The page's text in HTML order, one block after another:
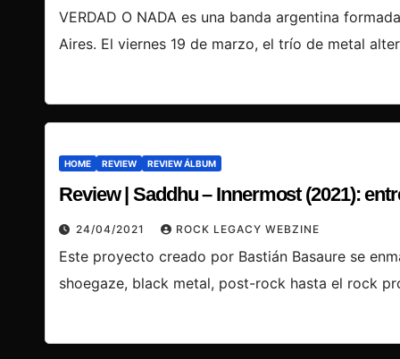
VERDAD O NADA es una banda argentina
Aires. El viernes 19 de marzo, el trío de metal
HOME REVIEW REVIEW ÁLBUM
Review | Saddhu – Innermost (2021):
24/04/2021 ROCK LEGACY WEBZINE
Este proyecto creado por Bastián Basaure se
shoegaze, black metal, post-rock hasta el rock